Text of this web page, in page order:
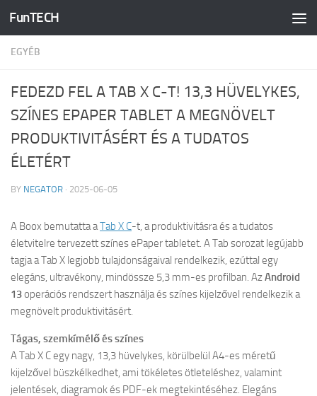
Skip to content
FunTECH
EGYÉB
FEDEZD FEL A TAB X C-T! 13,3 HÜVELYKES,
SZÍNES EPAPER TABLET A MEGNÖVELT
PRODUKTIVITÁSÉRT ÉS A TUDATOS
ÉLETÉRT
BY NEGATOR · 2025-06-05
A Boox bemutatta aTab X C-t, a produktivitásra és a tudatos
életvitelre tervezett színes ePaper tabletet. A Tab sorozat legújabb
tagja a Tab X legjobb tulajdonságaival rendelkezik, ezúttal egy
elegáns, ultravékony, mindössze 5,3 mm-es profilban. AzAndroid
13operációs rendszert használja és színes kijelzővel rendelkezik a
megnövelt produktivitásért.
Tágas, szemkímélő és színes
A Tab X C egy nagy, 13,3 hüvelykes, körülbelül A4-es méretű
kijelzővel büszkélkedhet, ami tökéletes ötleteléshez, valamint
jelentések, diagramok és PDF-ek megtekintéséhez. Elegáns